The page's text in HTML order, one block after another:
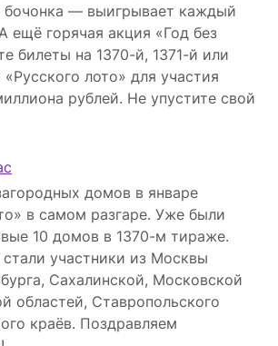
бочонка — выигрывает каждый
ещё горячая акция «Год без
билеты на 1370-й, 1371-й или
лото» для участия
рублей. Не упустите свой
домов в январе
в самом разгаре. Уже были
10 домов в 1370-м тираже.
участники из Москвы
Сахалинской, Московской
областей, Ставропольского
краёв. Поздравляем